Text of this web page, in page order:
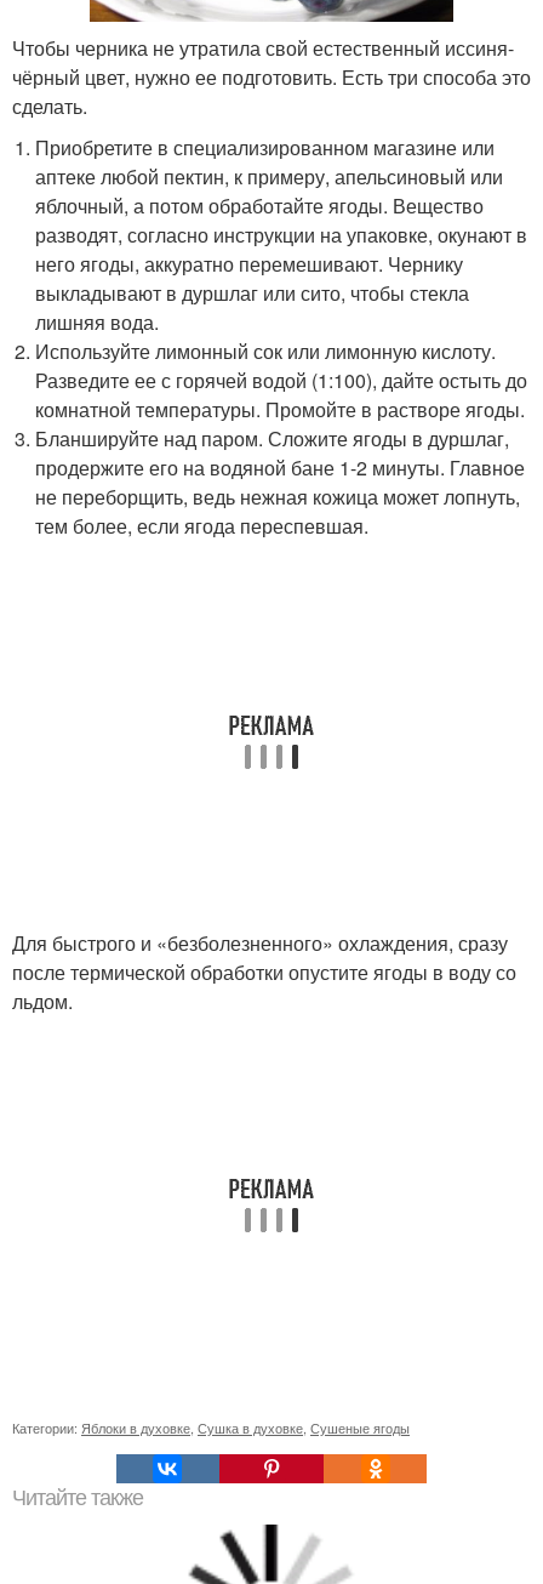
Чтобы черника не утратила свой естественный иссиня-
чёрный цвет, нужно ее подготовить. Есть три способа это
сделать.
Приобретите в специализированном магазине или
аптеке любой пектин, к примеру, апельсиновый или
яблочный, а потом обработайте ягоды. Вещество
разводят, согласно инструкции на упаковке, окунают в
него ягоды, аккуратно перемешивают. Чернику
выкладывают в дуршлаг или сито, чтобы стекла
лишняя вода.
Используйте лимонный сок или лимонную кислоту.
Разведите ее с горячей водой (1:100), дайте остыть до
комнатной температуры. Промойте в растворе ягоды.
Бланшируйте над паром. Сложите ягоды в дуршлаг,
продержите его на водяной бане 1-2 минуты. Главное
не переборщить, ведь нежная кожица может лопнуть,
тем более, если ягода переспевшая.
Для быстрого и «безболезненного» охлаждения, сразу
после термической обработки опустите ягоды в воду со
льдом.
Категории: Яблоки в духовке Сушка в духовке Сушеные ягоды
Читайте также